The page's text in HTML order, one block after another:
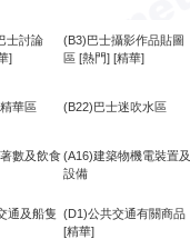
士討論
]
(B3)巴士攝影作品貼圖
區 [熱門] [精華]
華區 (B22)巴士迷吹水區
數及飲食(A16)建築物機電裝置及
設備
通及船隻 (D1)公共交通有關商品
[精華]